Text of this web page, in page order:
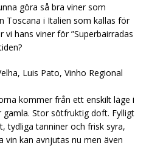
göra så bra viner som
Toscana i Italien som kallas för
vi hans viner för ”Superbairradas
Luis Pato, Vinho Regional
kommer från ett enskilt läge i
gamla. Stor sötfruktig doft. Fylligt
tydliga tanniner och frisk syra,
vin kan avnjutas nu men även